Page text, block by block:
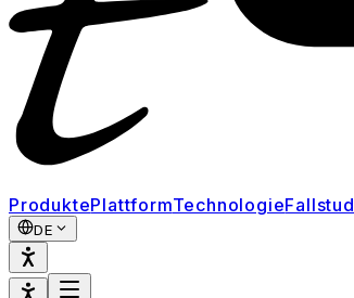
ProduktePlattformTechnologie
DE